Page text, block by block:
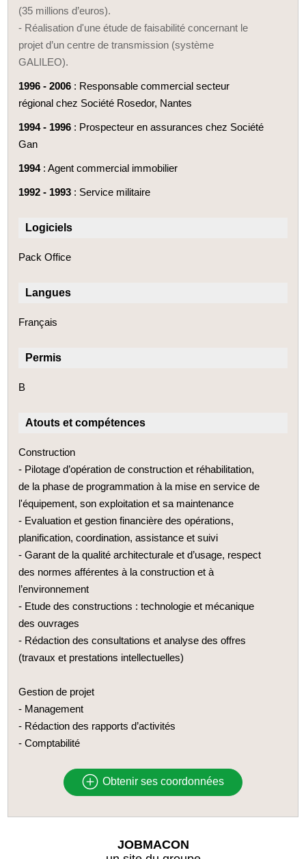
(35 millions d’euros).
- Réalisation d'une étude de faisabilité concernant le
projet d’un centre de transmission (système
GALILEO).
1996 - 2006 : Responsable commercial secteur
régional chez Société Rosedor, Nantes
1994 - 1996 : Prospecteur en assurances chez Société
Gan
1994: Agent commercial immobilier
1992 - 1993 : Service militaire
Logiciels
Pack Office
Langues
Français
Permis
B
Atouts et compétences
Construction
- Pilotage d’opération de construction et réhabilitation,
de la phase de programmation à la mise en service de
l'équipement, son exploitation et sa maintenance
- Evaluation et gestion financière des opérations,
planification, coordination, assistance et suivi
- Garant de la qualité architecturale et d’usage, respect
des normes afférentes à la construction et à
l’environnement
- Etude des constructions : technologie et mécanique
des ouvrages
- Rédaction des consultations et analyse des offres
(travaux et prestations intellectuelles)
Gestion de projet
- Management
- Rédaction des rapports d’activités
- Comptabilité
Obtenir ses coordonnées
JOBMACON